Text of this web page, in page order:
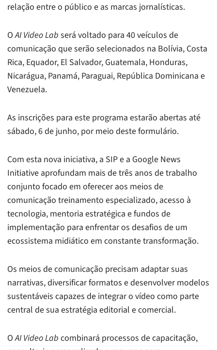
relação entre o público e as marcas jornalísticas.
OAI Video Lab será voltado para 40 veículos de
comunicação que serão selecionados na Bolívia, Costa
Rica, Equador, El Salvador, Guatemala, Honduras,
Nicarágua, Panamá, Paraguai, República Dominicana e
Venezuela.
As inscrições para este programa estarão abertas até
sábado, 6 de junho, por meio deste formulário.
Com esta nova iniciativa, a SIP e a Google News
Initiative aprofundam mais de três anos de trabalho
conjunto focado em oferecer aos meios de
comunicação treinamento especializado, acesso à
tecnologia, mentoria estratégica e fundos de
implementação para enfrentar os desafios de um
ecossistema midiático em constante transformação.
Os meios de comunicação precisam adaptar suas
narrativas, diversificar formatos e desenvolver modelos
sustentáveis capazes de integrar o vídeo como parte
central de sua estratégia editorial e comercial.
OAI Video Lab combinará processos de capacitação,